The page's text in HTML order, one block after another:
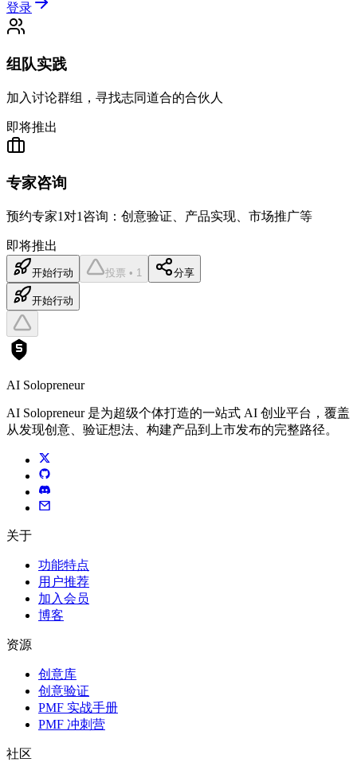
登录
组队实践
加入讨论群组，寻找志同道合的合伙人
即将推出
专家咨询
预约专家1对1咨询：创意验证、产品实现、市场推广等
即将推出
开始行动 投票 • 1 分享
开始行动
AI Solopreneur
AI Solopreneur 是为超级个体打造的一站式 AI 创业平台，覆盖
从发现创意、验证想法、构建产品到上市发布的完整路径。
关于
功能特点
用户推荐
加入会员
博客
资源
创意库
创意验证
PMF 实战手册
PMF 冲刺营
社区